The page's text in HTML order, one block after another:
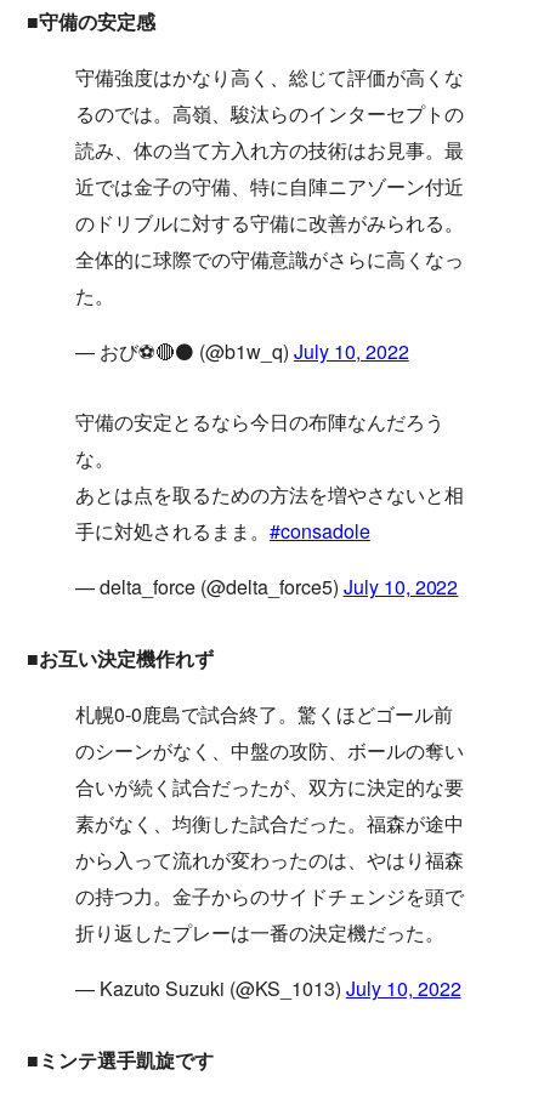
■守備の安定感
守備強度はかなり高く、総じて評価が高くな
るのでは。高嶺、駿汰らのインターセプトの
読み、体の当て方入れ方の技術はお見事。最
近では金子の守備、特に自陣ニアゾーン付近
のドリブルに対する守備に改善がみられる。
全体的に球際での守備意識がさらに高くなっ
た。
— おび⚽️🔴⚫️ (@b1w_q) July 10, 2022
守備の安定とるなら今日の布陣なんだろう
な。
あとは点を取るための方法を増やさないと相
手に対処されるまま。 #consadole
— delta_force (@delta_force5) July 10, 2022
■お互い決定機作れず
札幌0-0鹿島で試合終了。驚くほどゴール前
のシーンがなく、中盤の攻防、ボールの奪い
合いが続く試合だったが、双方に決定的な要
素がなく、均衡した試合だった。福森が途中
から入って流れが変わったのは、やはり福森
の持つ力。金子からのサイドチェンジを頭で
折り返したプレーは一番の決定機だった。
— Kazuto Suzuki (@KS_1013) July 10, 2022
■ミンテ選手凱旋です